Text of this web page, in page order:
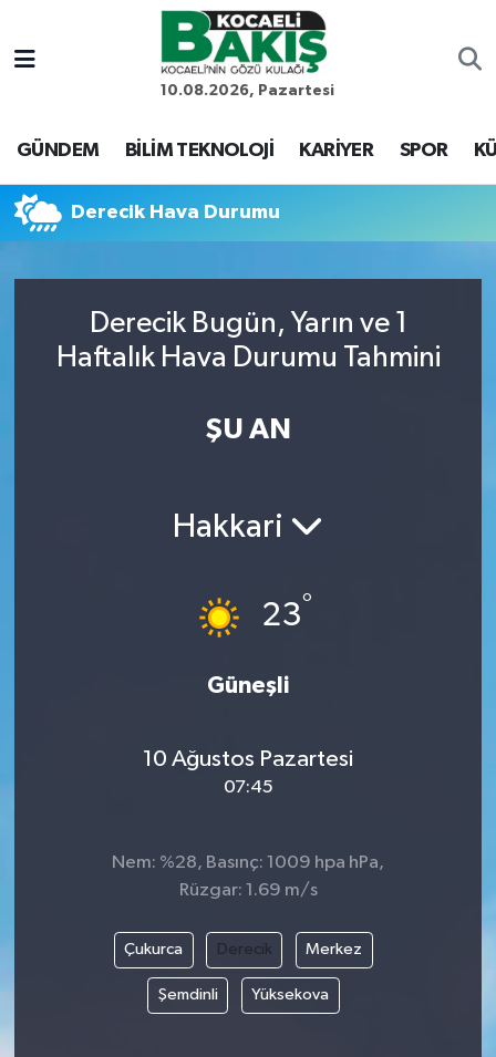
10.08.2026, Pazartesi
GÜNDEM BİLİM TEKNOLOJİ KARİYER SPOR
Derecik Hava Durumu
Derecik Bugün, Yarın ve 1
Haftalık Hava Durumu Tahmini
ŞU AN
Hakkari
23°
Güneşli
10 Ağustos Pazartesi
07:45
Nem: %28, Basınç: 1009 hpa hPa,
Rüzgar: 1.69 m/s
Çukurca Derecik Merkez
Şemdinli Yüksekova
Kocaeli Nöbetçi Eczaneler
Kocaeli Hava Durumu
Tüm Manşetler
Son Dakika Haberleri